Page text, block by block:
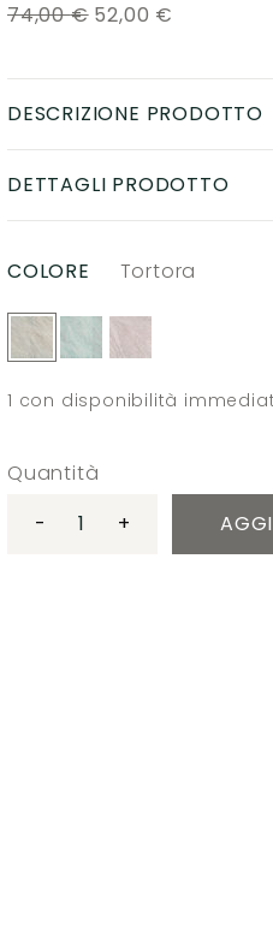
74,00€ 52,00 €
DESCRIZIONE PRODOTTO
DETTAGLI PRODOTTO
COLORE Tortora
1 con disponibilità
Quantità
-
+